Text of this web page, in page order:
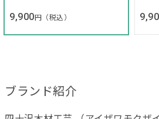
9,900 円（税込）
ブランド紹介